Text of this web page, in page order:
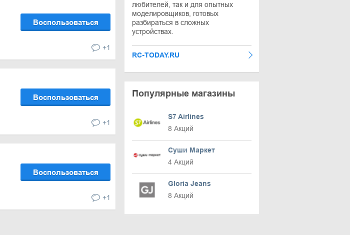
Воспользоваться
+1
Воспользоваться
+1
Воспользоваться
+1
любителей, так и для опытных
моделировщиков, готовых
разбираться в сложных
устройствах.
RC-TODAY.RU
Популярные магазины
S7 Airlines
8 Акций
Суши Маркет
4 Акций
Gloria Jeans
8 Акций